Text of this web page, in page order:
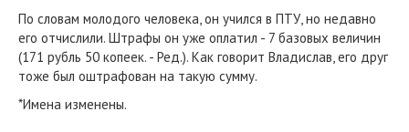
По словам молодого человека, он учился в ПТУ, но недавно
его отчислили. Штрафы он уже оплатил - 7 базовых величин
(171 рубль 50 копеек. - Ред.). Как говорит Владислав, его друг
тоже был оштрафован на такую сумму.
*Имена изменены.